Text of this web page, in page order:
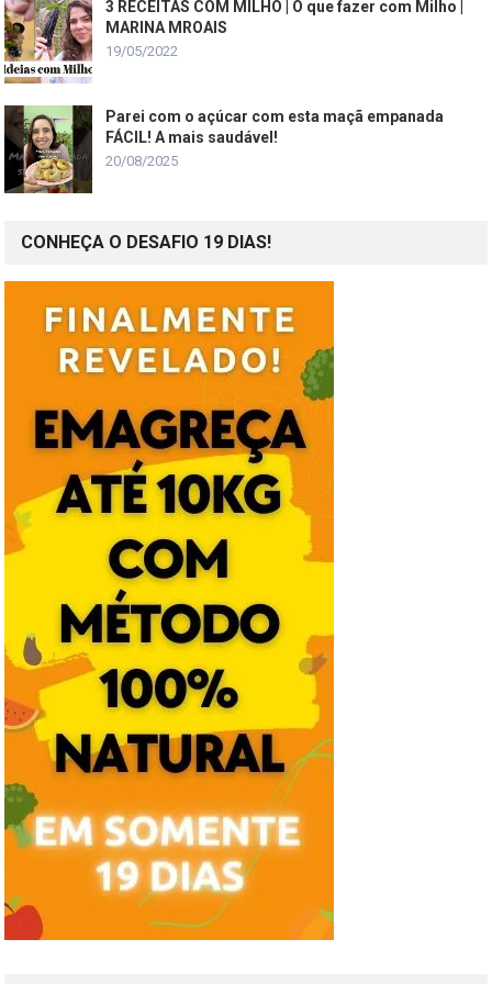
3 RECEITAS COM MILHO | O que fazer com Milho |
MARINA MROAIS
19/05/2022
Parei com o açúcar com esta maçã empanada
FÁCIL! A mais saudável!
20/08/2025
CONHEÇA O DESAFIO 19 DIAS!